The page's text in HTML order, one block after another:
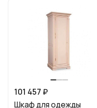
101 457 ₽
Шкаф для одежды